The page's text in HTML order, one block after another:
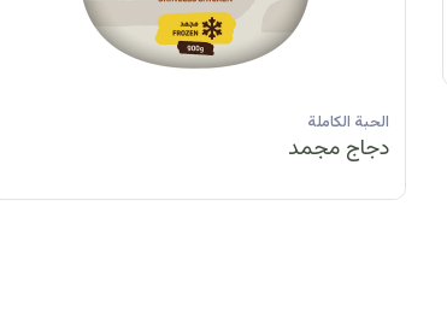
الحبة الكاملة
دجاج مبرد
الحبة الكاملة الحبة الكاملة
دجاج مجمد